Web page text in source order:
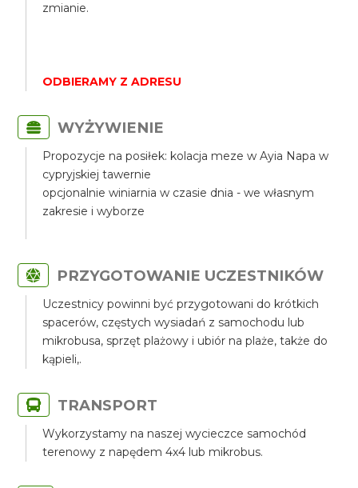
zmianie.
ODBIERAMY Z ADRESU
WYŻYWIENIE
Propozycje na posiłek: kolacja meze w Ayia Napa w
cypryjskiej tawernie
opcjonalnie winiarnia w czasie dnia - we własnym
zakresie i wyborze
PRZYGOTOWANIE UCZESTNIKÓW
Uczestnicy powinni być przygotowani do krótkich
spacerów, częstych wysiadań z samochodu lub
mikrobusa, sprzęt plażowy i ubiór na plaże, także do
kąpieli,.
TRANSPORT
Wykorzystamy na naszej wycieczce samochód
terenowy z napędem 4x4 lub mikrobus.